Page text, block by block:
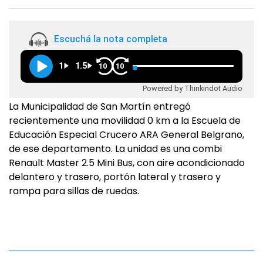
Escuchá la nota completa
1 1.5 10 10
Powered by Thinkindot Audio
La Municipalidad de San Martín entregó
recientemente una movilidad 0 km a la Escuela de
Educación Especial Crucero ARA General Belgrano,
de ese departamento. La unidad es una combi
Renault Master 2.5 Mini Bus, con aire acondicionado
delantero y trasero, portón lateral y trasero y
rampa para sillas de ruedas.